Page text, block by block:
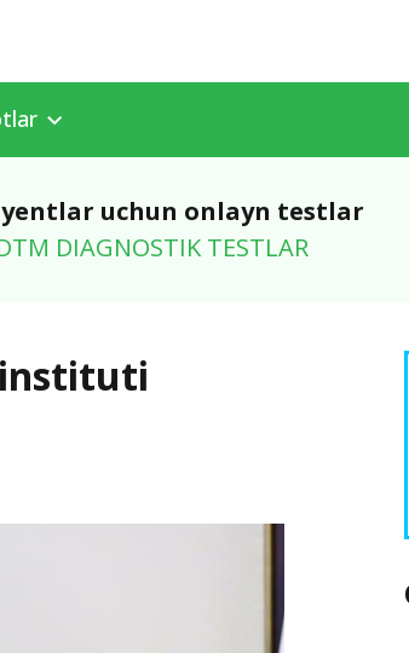
uchun onlayn testlar
DIAGNOSTIK TESTLAR